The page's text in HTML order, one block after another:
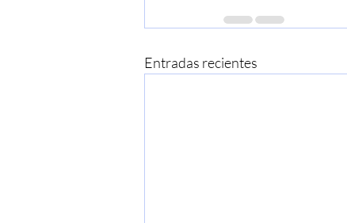
Entradas recientes